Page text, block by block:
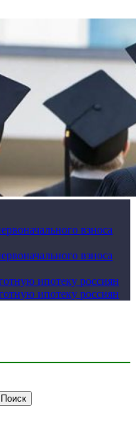
взноса
взноса
ипотеку россиян
ипотеку россиян